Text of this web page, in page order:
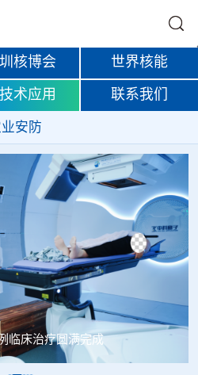
核博会 世界核能
术应用 联系我们
安防
品放射性检测结果达标